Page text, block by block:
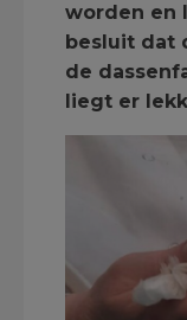
worden en
besluit dat
de
liegt er